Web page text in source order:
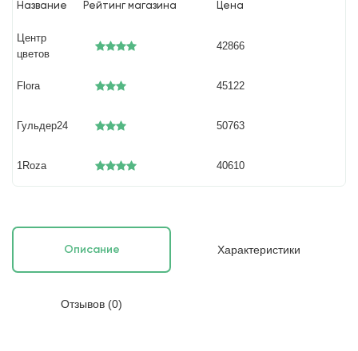
Название Рейтинг магазина Цена
Центр
цветов
42866
Flora 45122
Гульдер24 50763
1Roza 40610
Описание Характеристики
Отзывов (0)